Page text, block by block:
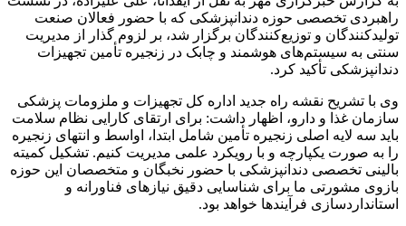
راهبردی تخصصی حوزه دندانپزشکی که با حضور فعالان صنعت
تولیدکنندگان و توزیع‌کنندگان برگزار شد، بر لزوم گذار از مدیریت
سنتی به سیستم‌های هوشمند و چابک در زنجیره تأمین تجهیزات
دندانپزشکی تأکید کرد.
وی با تشریح نقشه راه جدید اداره کل تجهیزات و ملزومات پزشکی
سازمان غذا و دارو، اظهار داشت: برای ارتقای کارایی نظام سلامت
باید سه لایه اصلی زنجیره تأمین شامل ابتدا، اواسط و انتهای زنجیره
را به صورت یکپارچه و با رویکرد علمی مدیریت کنیم. تشکیل کمیته
بالینی تخصصی دندانپزشکی با حضور نخبگان و متخصصان این حوزه
بازوی مشورتی ما برای شناسایی دقیق نیازهای فناورانه و
استانداردسازی فرآیندها خواهد بود.